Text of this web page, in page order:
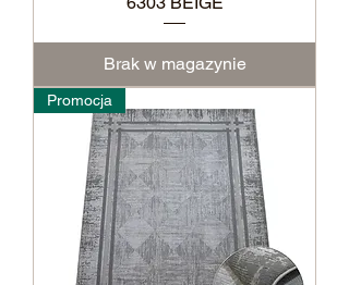
Brak w magazynie
Promocja